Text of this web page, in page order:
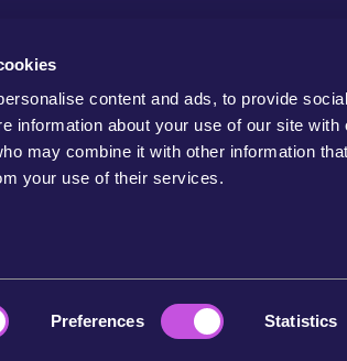
content and ads, to provide
information about your use of our site
may combine it with other information
your use of their services.
Preferences Statistics